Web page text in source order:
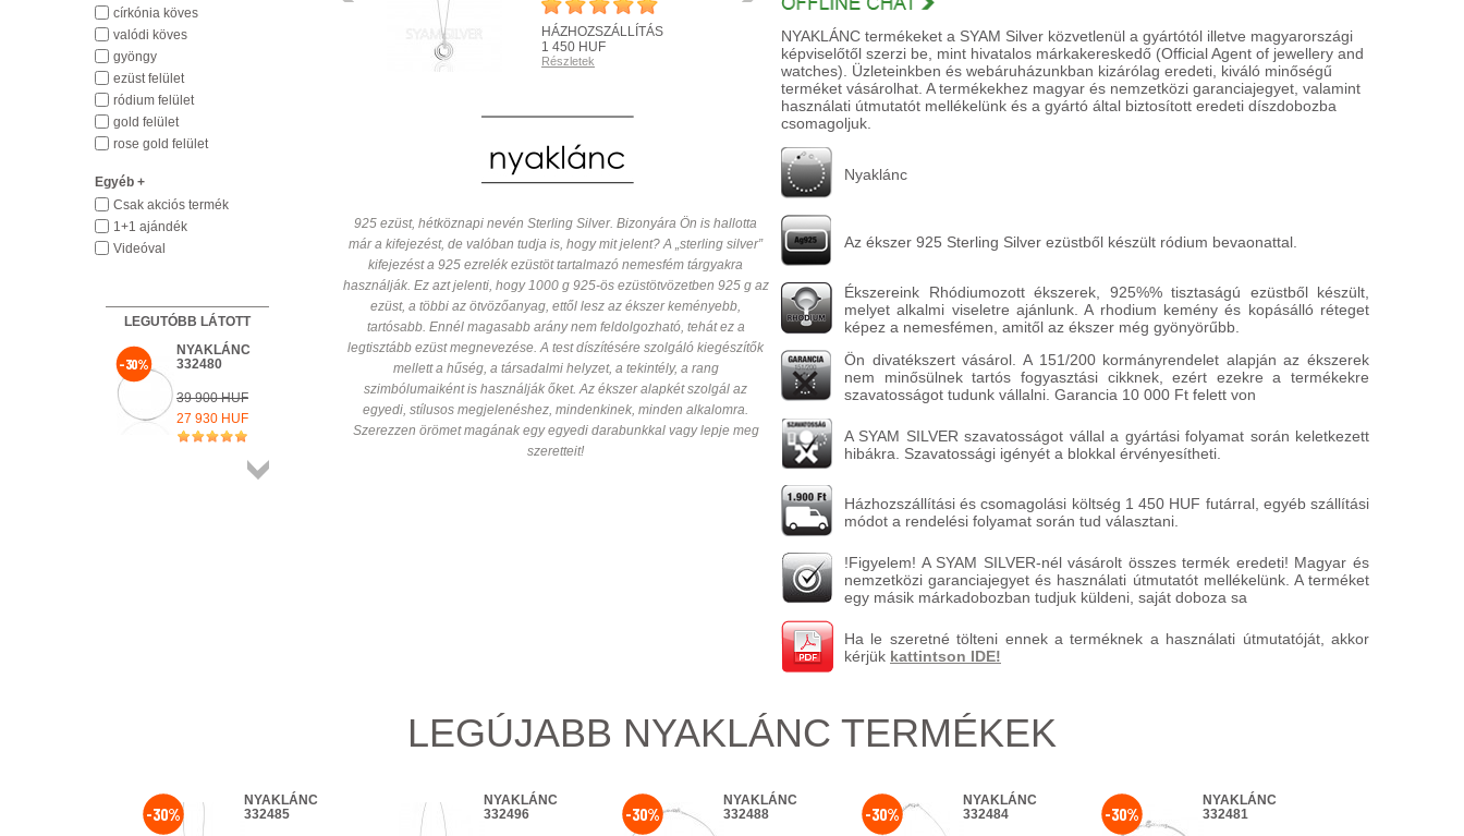
církónia köves
valódi köves
gyöngy
ezüst felület
ródium felület
gold felület
rose gold felület
Egyéb +
Csak akciós termék
1+1 ajándék
Videóval
LEGUTÓBB LÁTOTT
NYAKLÁNC
332480
39 900 HUF
27 930 HUF
-30%
HÁZHOZSZÁLLÍTÁS 1 450 HUF
+ KOSÁRBA
NYAKLÁNC termékeket a SYAM Silver közvetlenül a gyártótól illetve magyarországi
képviselőtől szerzi be, mint hivatalos márkakereskedő (Official Agent of jewellery and
watches). Üzleteinkben és webáruházunkban kizárólag eredeti, kiváló minőségű
terméket vásárolhat. A termékekhez magyar és nemzetközi garanciajegyet, valamint
használati útmutatót mellékelünk és a gyártó által biztosított eredeti díszdobozba
csomagoljuk.
Nyaklánc
Az ékszer 925 Sterling Silver ezüstből készült ródium bevaonattal.
Ékszereink Rhódiumozott ékszerek, 925%% tisztaságú ezüstből készült,
melyet alkalmi viseletre ajánlunk. A rhodium kemény és kopásálló réteget
képez a nemesfémen, amitől az ékszer még gyönyörűbb.
Ön divatékszert vásárol. A 151/200 kormányrendelet alapján az ékszerek
nem minősülnek tartós fogyasztási cikknek, ezért ezekre a termékekre
szavatosságot tudunk vállalni. Garancia 10 000 Ft felett von
A SYAM SILVER szavatosságot vállal a gyártási folyamat során keletkezett
hibákra. Szavatossági igényét a blokkal érvényesítheti.
Házhozszállítási és csomagolási költség 1 450 HUF futárral, egyéb szállítási
módot a rendelési folyamat során tud választani.
!Figyelem! A SYAM SILVER-nél vásárolt összes termék eredeti! Magyar és
nemzetközi garanciajegyet és használati útmutatót mellékelünk. A terméket
egy másik márkadobozban tudjuk küldeni, saját doboza sa
Ha le szeretné tölteni ennek a terméknek a használati útmutatóját, akkor
kérjük kattintson IDE!
HÁZHOZSZÁLLÍTÁS
Részletek
HÁZHOZSZÁLLÍTÁS
1 450 HUF
Részletek
HÁZHOZSZÁLLÍTÁS
1 450 HUF
Részletek
925 ezüst, hétköznapi nevén Sterling Silver. Bizonyára Ön is hallotta
már a kifejezést, de valóban tudja is, hogy mit jelent? A „sterling silver”
kifejezést a 925 ezrelék ezüstöt tartalmazó nemesfém tárgyakra
használják. Ez azt jelenti, hogy 1000 g 925-ös ezüstötvözetben 925 g az
ezüst, a többi az ötvözőanyag, ettől lesz az ékszer keményebb,
tartósabb. Ennél magasabb arány nem feldolgozható, tehát ez a
legtisztább ezüst megnevezése. A test díszítésére szolgáló kiegészítők
mellett a hűség, a társadalmi helyzet, a tekintély, a rang
szimbólumaiként is használják őket. Az ékszer alapkét szolgál az
egyedi, stílusos megjelenéshez, mindenkinek, minden alkalomra.
Szerezzen örömet magának egy egyedi darabunkkal vagy lepje meg
szeretteit!
LEGÚJABB NYAKLÁNC TERMÉKEK
NYAKLÁNC
332485
-30%
NYAKLÁNC
332496
NYAKLÁNC
332488
-30%
NYAKLÁNC
332484
-30%
NYAKLÁNC
332481
-30%